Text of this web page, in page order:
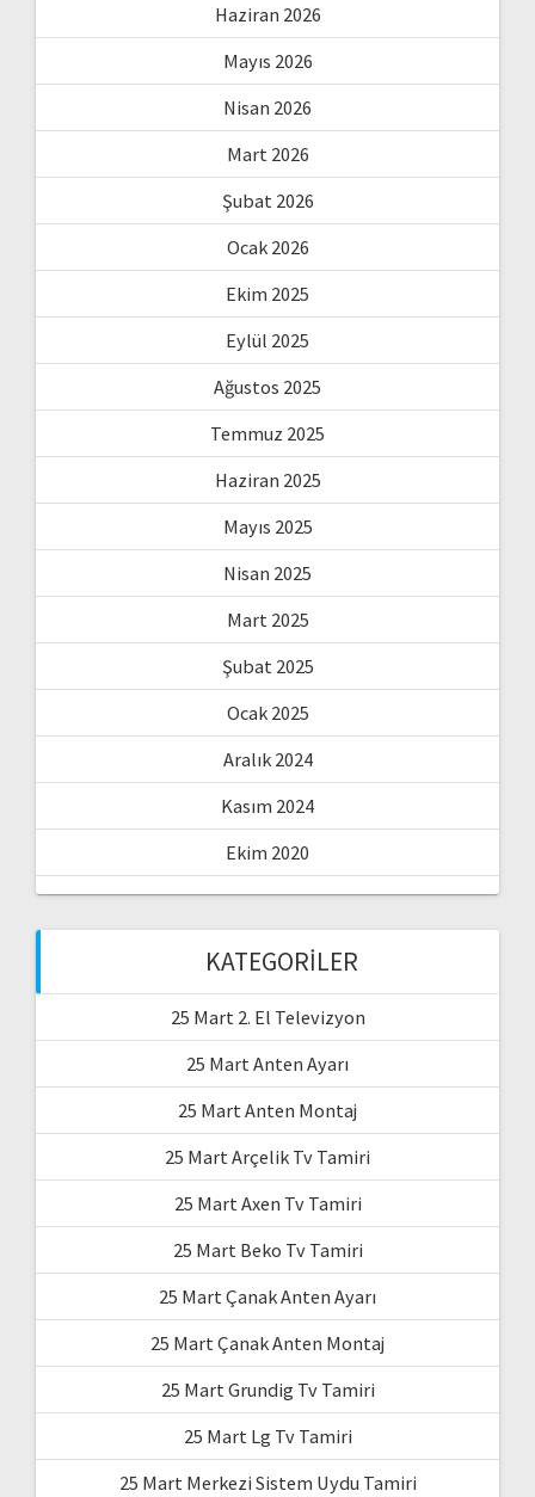
Haziran 2026
Mayıs 2026
Nisan 2026
Mart 2026
Şubat 2026
Ocak 2026
Ekim 2025
Eylül 2025
Ağustos 2025
Temmuz 2025
Haziran 2025
Mayıs 2025
Nisan 2025
Mart 2025
Şubat 2025
Ocak 2025
Aralık 2024
Kasım 2024
Ekim 2020
KATEGORILER
25 Mart 2. El Televizyon
25 Mart Anten Ayarı
25 Mart Anten Montaj
25 Mart Arçelik Tv Tamiri
25 Mart Axen Tv Tamiri
25 Mart Beko Tv Tamiri
25 Mart Çanak Anten Ayarı
25 Mart Çanak Anten Montaj
25 Mart Grundig Tv Tamiri
25 Mart Lg Tv Tamiri
25 Mart Merkezi Sistem Uydu Tamiri